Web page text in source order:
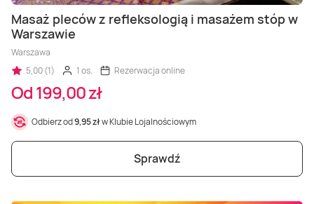
Masaż pleców z refleksologią i masażem stóp w
Warszawie
Warszawa
5,00 (1)
1 os. Rezerwacja online
Od 199,00 zł
Odbierz od9,95 złw Klubie Lojalnościowym
Sprawdź